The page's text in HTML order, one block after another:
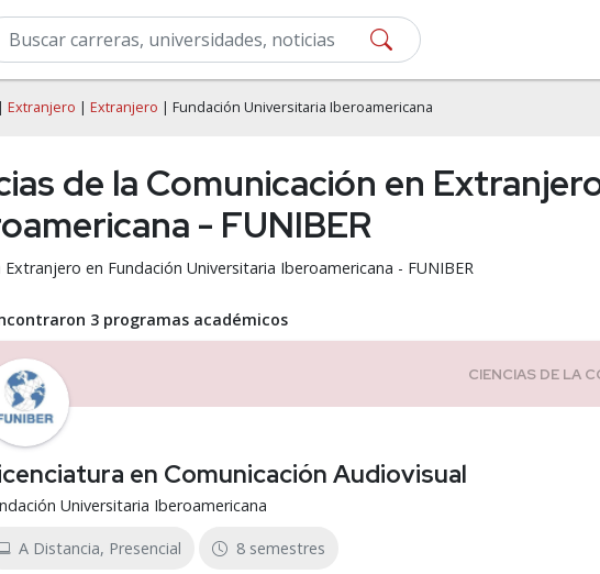
| Extranjero | Extranjero | Fundación Universitaria Iberoamericana
de la Comunicación en
- FUNIBER
en Fundación Universitaria Iberoamericana - FUNIBER
3 programas académicos
en Comunicación Audiovisual
Universitaria Iberoamericana
A Distancia, Presencial 8 semestres